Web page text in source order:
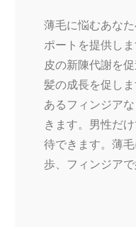
薄毛に悩むあな
ポートを提供し
皮の新陳代謝を
髪の成長を促し
あるフィンジア
きます。男性だ
待できます。薄
歩、フィンジア